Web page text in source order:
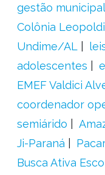
gestão municipal
Colônia
Undime/AL
adolescentes
EMEF Valdici
coordenador
semiárido
Ji-Paraná
Busca Ativa